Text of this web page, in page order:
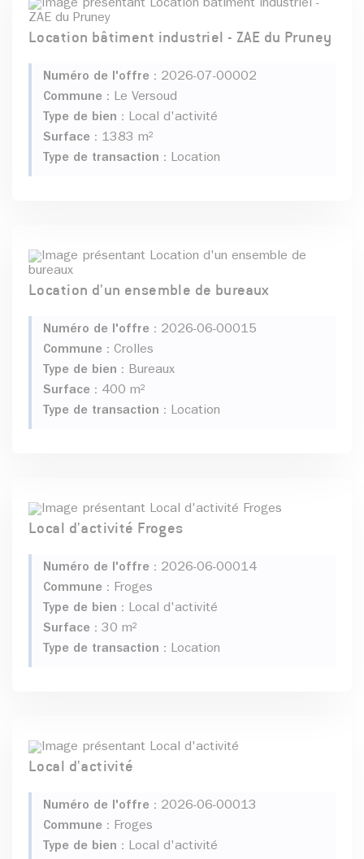
Location bâtiment industriel - ZAE du Pruney
Numéro de l'offre : 2026-07-00002
Commune : Le Versoud
Type de bien : Local d'activité
Surface : 1383 m²
Type de transaction : Location
Location d'un ensemble de bureaux
Numéro de l'offre : 2026-06-00015
Commune : Crolles
Type de bien : Bureaux
Surface : 400 m²
Type de transaction : Location
Local d'activité Froges
Numéro de l'offre : 2026-06-00014
Commune : Froges
Type de bien : Local d'activité
Surface : 30 m²
Type de transaction : Location
Local d'activité
Numéro de l'offre : 2026-06-00013
Commune : Froges
Type de bien : Local d'activité